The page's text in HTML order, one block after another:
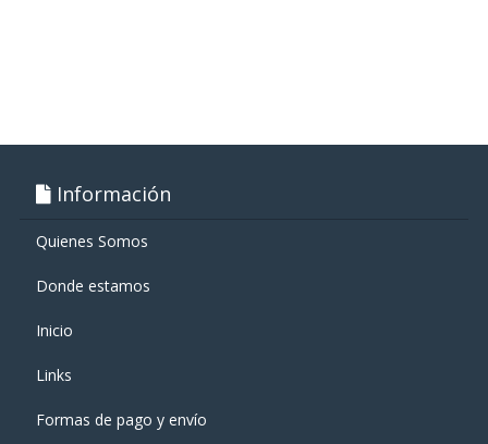
Información
Quienes Somos
Donde estamos
Inicio
Links
Formas de pago y enví­o